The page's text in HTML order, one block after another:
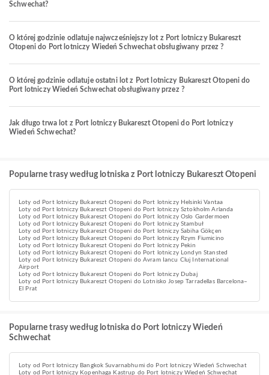
Schwechat?
O której godzinie odlatuje najwcześniejszy lot z Port lotniczy Bukareszt
Otopeni do Port lotniczy Wiedeń Schwechat obsługiwany przez ?
O której godzinie odlatuje ostatni lot z Port lotniczy Bukareszt Otopeni do
Port lotniczy Wiedeń Schwechat obsługiwany przez ?
Jak długo trwa lot z Port lotniczy Bukareszt Otopeni do Port lotniczy
Wiedeń Schwechat?
Popularne trasy według lotniska z Port lotniczy Bukareszt Otopeni
Loty od Port lotniczy Bukareszt Otopeni do Port lotniczy Helsinki Vantaa
Loty od Port lotniczy Bukareszt Otopeni do Port lotniczy Sztokholm Arlanda
Loty od Port lotniczy Bukareszt Otopeni do Port lotniczy Oslo Gardermoen
Loty od Port lotniczy Bukareszt Otopeni do Port lotniczy Stambuł
Loty od Port lotniczy Bukareszt Otopeni do Port lotniczy Sabiha Gökçen
Loty od Port lotniczy Bukareszt Otopeni do Port lotniczy Rzym Fiumicino
Loty od Port lotniczy Bukareszt Otopeni do Port lotniczy Pekin
Loty od Port lotniczy Bukareszt Otopeni do Port lotniczy Londyn Stansted
Loty od Port lotniczy Bukareszt Otopeni do Avram Iancu Cluj International
Airport
Loty od Port lotniczy Bukareszt Otopeni do Port lotniczy Dubaj
Loty od Port lotniczy Bukareszt Otopeni do Lotnisko Josep Tarradellas Barcelona–
El Prat
Popularne trasy według lotniska do Port lotniczy Wiedeń
Schwechat
Loty od Port lotniczy Bangkok Suvarnabhumi do Port lotniczy Wiedeń Schwechat
Loty od Port lotniczy Kopenhaga Kastrup do Port lotniczy Wiedeń Schwechat